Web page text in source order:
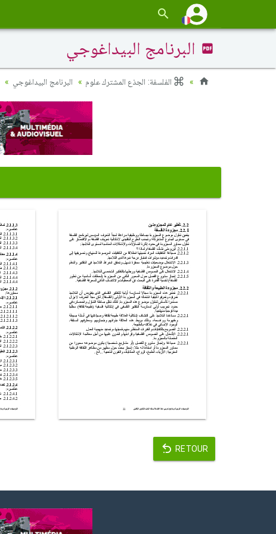
البرنامج البيداغوجي
الفلسفة: الجذع المشترك علوم البرنامج البيداغوجي
RETOUR